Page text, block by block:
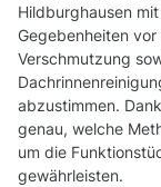
Hildburghausen
Gegebenheiten
Verschmutzung
abzustimmen.
genau, welche
um die
gewährleisten.